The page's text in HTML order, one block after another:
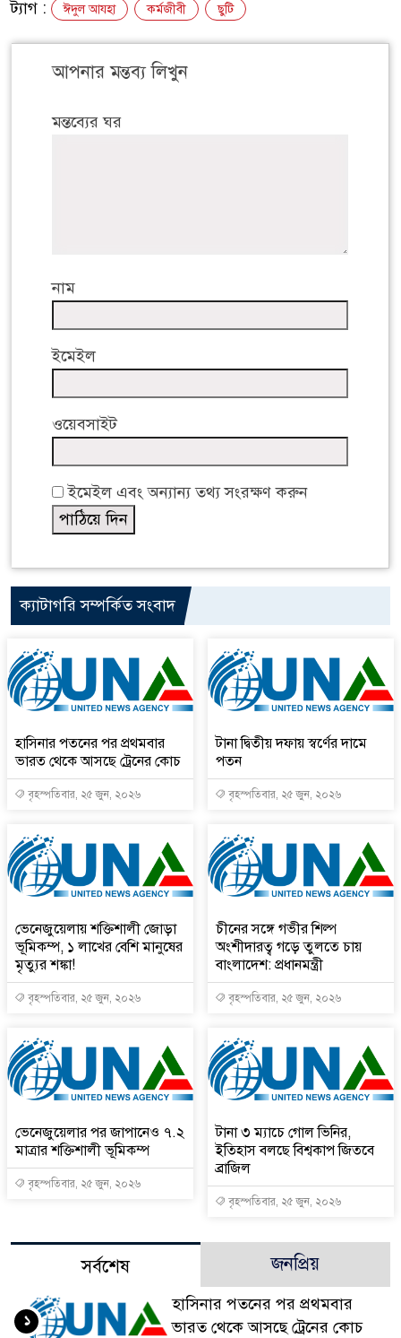
ট্যাগ : ঈদুল আযহা কর্মজীবী ছুটি
আপনার মন্তব্য লিখুন
মন্তব্যের ঘর
নাম
ইমেইল
ওয়েবসাইট
ইমেইল এবং অন্যান্য তথ্য সংরক্ষণ করুন
ক্যাটাগরি সম্পর্কিত সংবাদ
হাসিনার পতনের পর প্রথমবার
ভারত থেকে আসছে ট্রেনের কোচ
বৃহস্পতিবার, ২৫ জুন, ২০২৬
টানা দ্বিতীয় দফায় স্বর্ণের দামে
পতন
বৃহস্পতিবার, ২৫ জুন, ২০২৬
ভেনেজুয়েলায় শক্তিশালী জোড়া
ভূমিকম্প, ১ লাখের বেশি মানুষের
মৃত্যুর শঙ্কা!
বৃহস্পতিবার, ২৫ জুন, ২০২৬
চীনের সঙ্গে গভীর শিল্প
অংশীদারত্ব গড়ে তুলতে চায়
বাংলাদেশ: প্রধানমন্ত্রী
বৃহস্পতিবার, ২৫ জুন, ২০২৬
ভেনেজুয়েলার পর জাপানেও ৭.২
মাত্রার শক্তিশালী ভূমিকম্প
বৃহস্পতিবার, ২৫ জুন, ২০২৬
টানা ৩ ম্যাচে গোল ভিনির,
ইতিহাস বলছে বিশ্বকাপ জিতবে
ব্রাজিল
বৃহস্পতিবার, ২৫ জুন, ২০২৬
সর্বশেষ জনপ্রিয়
হাসিনার পতনের পর প্রথমবার
ভারত থেকে আসছে ট্রেনের কোচ
১